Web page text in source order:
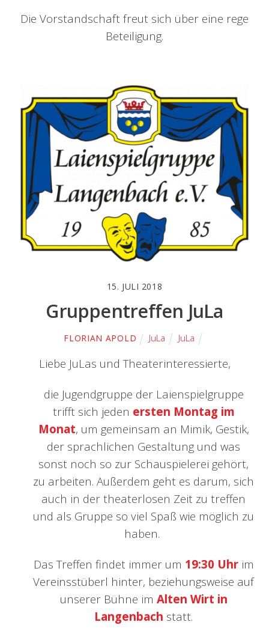
Die Vorstandschaft freut sich über eine rege
Beteiligung.
15. JULI 2018
Gruppentreffen JuLa
FLORIAN APOLD JuLa JuLa
Liebe JuLas und Theaterinteressierte,
die Jugendgruppe der Laienspielgruppe
trifft sich jeden ersten Montag im
Monat, um gemeinsam an Mimik, Gestik,
der sprachlichen Gestaltung und was
sonst noch so zur Schauspielerei gehört,
zu arbeiten. Außerdem geht es darum, sich
auch in der theaterlosen Zeit zu treffen
und als Gruppe so viel Spaß wie möglich zu
haben.
Das Treffen findet immer um 19:30 Uhrim
Vereinsstüberl hinter, beziehungsweise auf
unserer Bühne im Alten Wirt in
Langenbach statt.